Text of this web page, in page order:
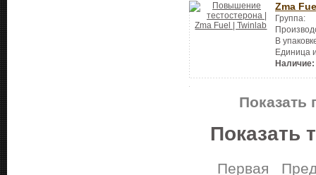
Zma
Группа:
В
Единица
Наличие:
Показать
Показать
Первая